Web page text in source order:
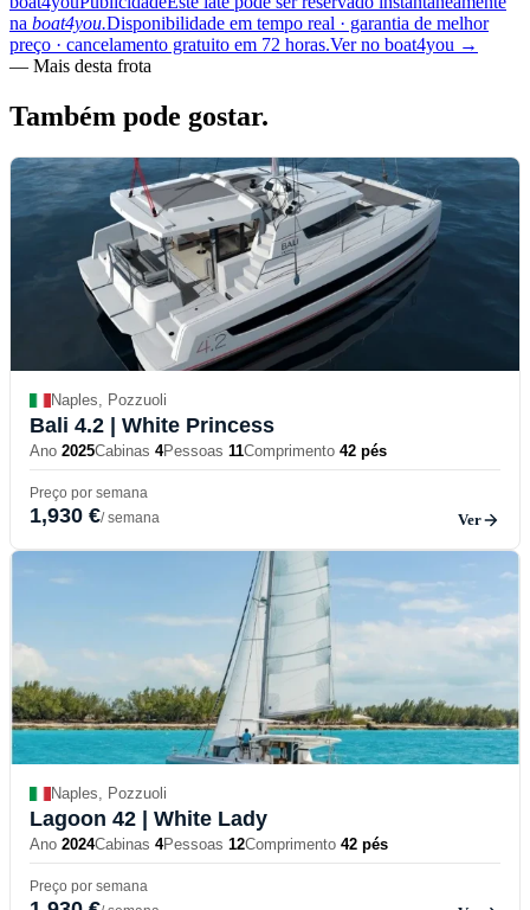
na boat4you.Disponibilidade em tempo real · garantia de melhor
preço · cancelamento gratuito em 72 horas.Ver no boat4you →
— Mais desta frota
Também pode gostar.
Naples, Pozzuoli
Bali 4.2 | White Princess
Ano 2025Cabinas 4Pessoas 11Comprimento 42 pés
Preço por semana
1,930 €/ semana Ver
Naples, Pozzuoli
Lagoon 42 | White Lady
Ano 2024Cabinas 4Pessoas 12Comprimento 42 pés
Preço por semana